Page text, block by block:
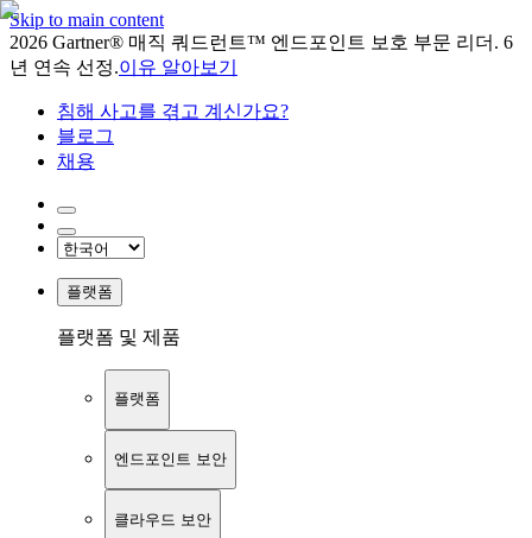
Skip to main content
2026 Gartner® 매직 쿼드런트™ 엔드포인트 보호 부문 리더. 6
년 연속 선정.이유 알아보기
침해 사고를 겪고 계신가요?
블로그
채용
플랫폼
플랫폼 및 제품
플랫폼
엔드포인트 보안
클라우드 보안